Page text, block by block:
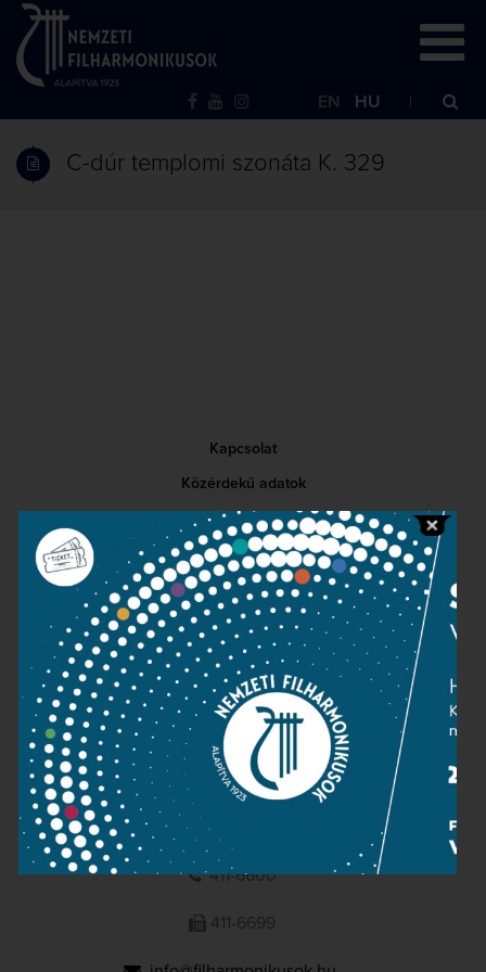
EN HU
C-dúr templomi szonáta K. 329
Kapcsolat
Közérdekű adatok
Sajtószoba
Adatvédelem
Impresszum
NEMZETI
FILHARMONIKUSOK
1095 Budapest, Komor Marcell u. 1. (Müpa)
411-6600
411-6699